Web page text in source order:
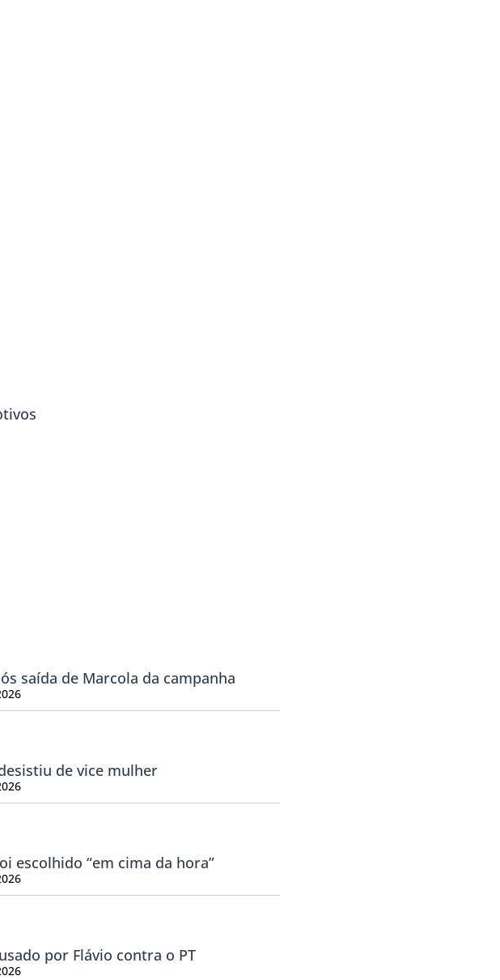
saída de Marcola da campanha
de vice mulher
escolhido “em cima da hora”
por Flávio contra o PT